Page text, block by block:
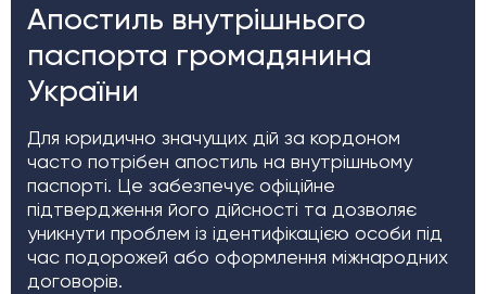
Апостиль внутрішнього
паспорта громадянина
України
Для юридично значущих дій за кордоном
часто потрібен апостиль на внутрішньому
паспорті. Це забезпечує офіційне
підтвердження його дійсності та дозволяє
уникнути проблем із ідентифікацією особи під
час подорожей або оформлення міжнародних
договорів.